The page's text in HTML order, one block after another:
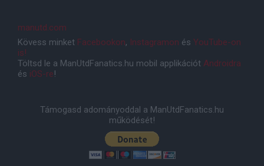
manutd.com
Kövess minket Facebookon, Instagramon és YouTube-on
is!
Töltsd le a ManUtdFanatics.hu mobil applikációt Androidra
és iOS-re!
Támogasd adományoddal a ManUtdFanatics.hu
működését!